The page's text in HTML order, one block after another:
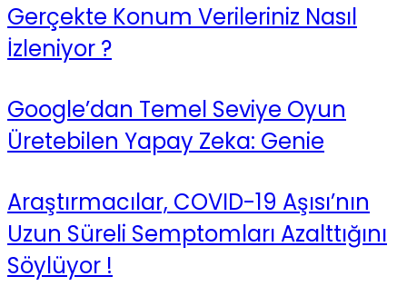
Gerçekte Konum Verileriniz Nasıl
İzleniyor ?
Google’dan Temel Seviye Oyun
Üretebilen Yapay Zeka: Genie
Araştırmacılar, COVID-19 Aşısı’nın
Uzun Süreli Semptomları Azalttığını
Söylüyor !